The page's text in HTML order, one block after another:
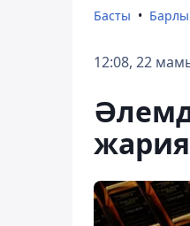
Басты
12:08, 22